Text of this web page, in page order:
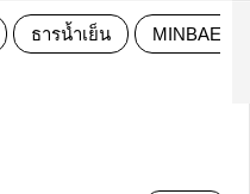
ธารน้ำเย็น MINBAEK